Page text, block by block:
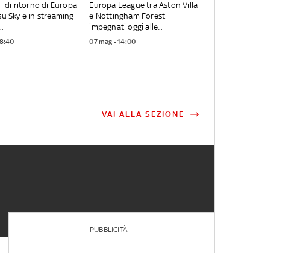
di ritorno di Europa
Sky e in streaming
Europa League tra Aston Villa
e Nottingham Forest
impegnati oggi alle...
07 mag - 14:00
VAI ALLA SEZIONE
PUBBLICITÀ